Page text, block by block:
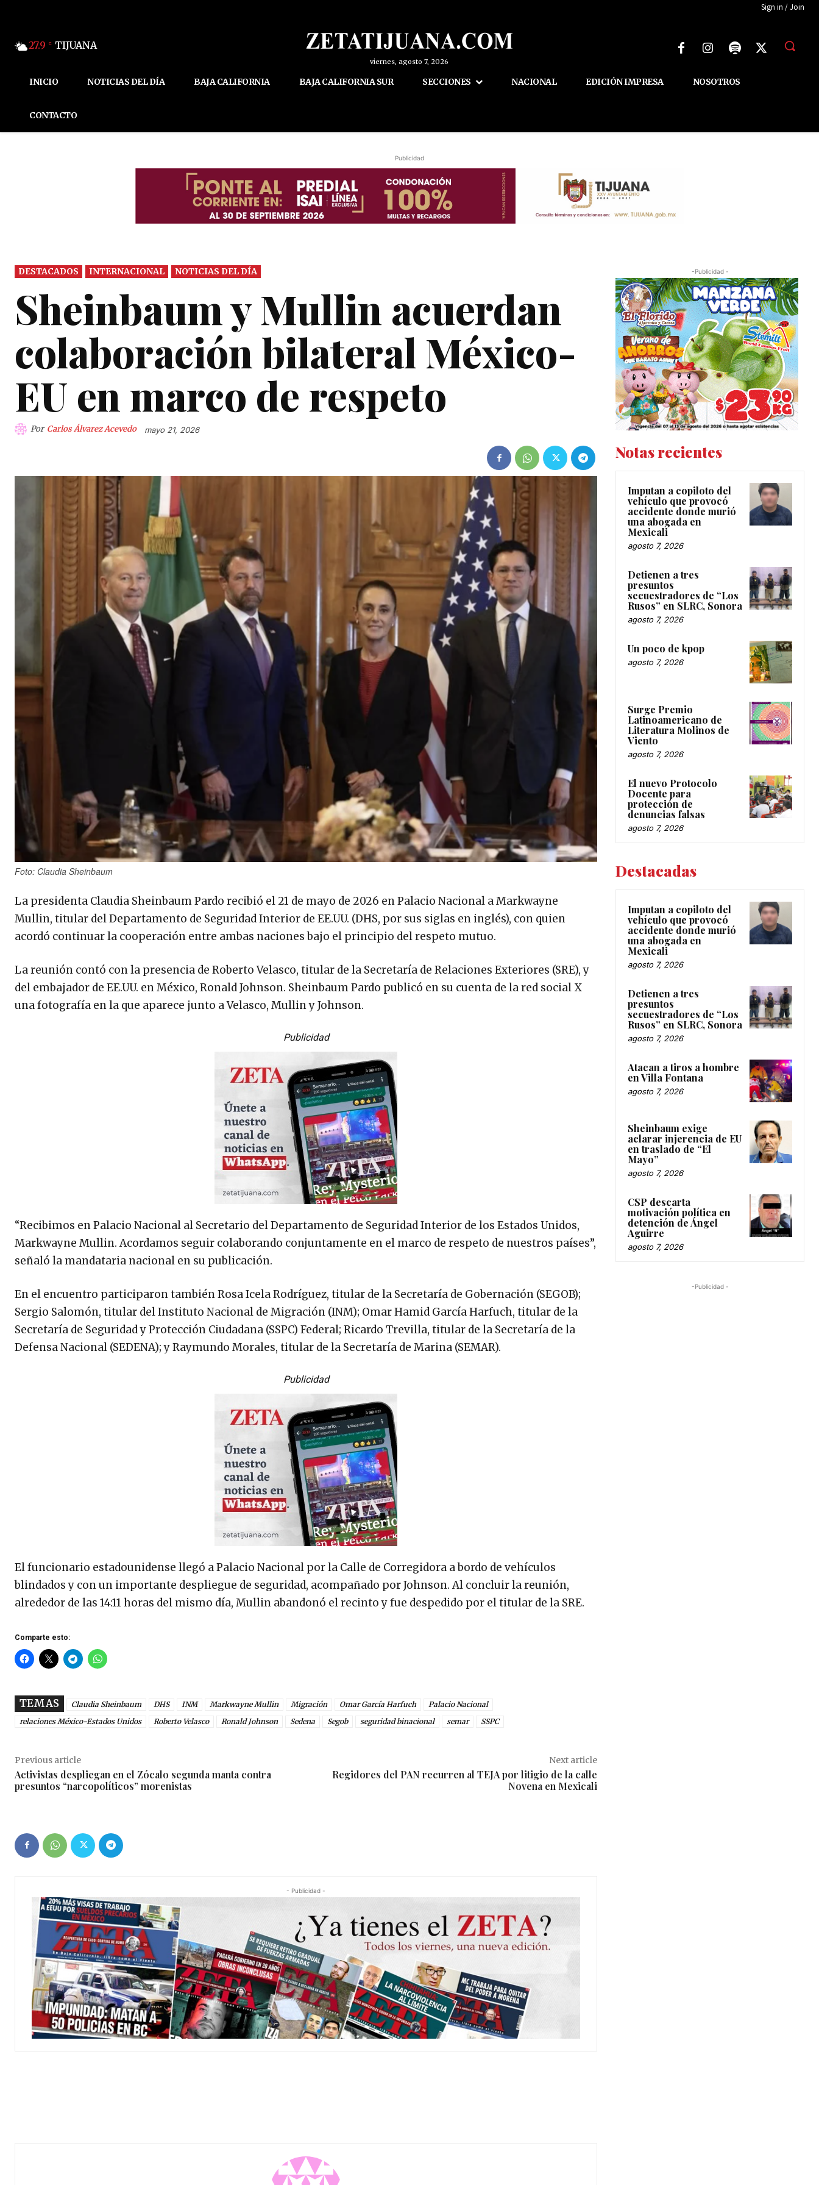
Sign in / Join
27.9 C TIJUANA
viernes, agosto 7, 2026
INICIO NOTICIAS DEL DÍA BAJA CALIFORNIA BAJA CALIFORNIA SUR SECCIONES NACIONAL EDICIÓN IMPRESA NOSOTROS
CONTACTO
Publicidad
DESTACADOS INTERNACIONAL NOTICIAS DEL DÍA
Sheinbaum y Mullin acuerdan
colaboración bilateral México-
EU en marco de respeto
Por Carlos Álvarez Acevedo mayo 21, 2026
Foto: Claudia Sheinbaum
La presidenta Claudia Sheinbaum Pardo recibió el 21 de mayo de 2026 en Palacio Nacional a Markwayne
Mullin, titular del Departamento de Seguridad Interior de EE.UU. (DHS, por sus siglas en inglés), con quien
acordó continuar la cooperación entre ambas naciones bajo el principio del respeto mutuo.
La reunión contó con la presencia de Roberto Velasco, titular de la Secretaría de Relaciones Exteriores (SRE), y
del embajador de EE.UU. en México, Ronald Johnson. Sheinbaum Pardo publicó en su cuenta de la red social X
una fotografía en la que aparece junto a Velasco, Mullin y Johnson.
Publicidad
“Recibimos en Palacio Nacional al Secretario del Departamento de Seguridad Interior de los Estados Unidos,
Markwayne Mullin. Acordamos seguir colaborando conjuntamente en el marco de respeto de nuestros países”,
señaló la mandataria nacional en su publicación.
En el encuentro participaron también Rosa Icela Rodríguez, titular de la Secretaría de Gobernación (SEGOB);
Sergio Salomón, titular del Instituto Nacional de Migración (INM); Omar Hamid García Harfuch, titular de la
Secretaría de Seguridad y Protección Ciudadana (SSPC) Federal; Ricardo Trevilla, titular de la Secretaría de la
Defensa Nacional (SEDENA); y Raymundo Morales, titular de la Secretaría de Marina (SEMAR).
Publicidad
El funcionario estadounidense llegó a Palacio Nacional por la Calle de Corregidora a bordo de vehículos
blindados y con un importante despliegue de seguridad, acompañado por Johnson. Al concluir la reunión,
alrededor de las 14:11 horas del mismo día, Mullin abandonó el recinto y fue despedido por el titular de la SRE.
Comparte esto:
TEMAS Claudia Sheinbaum DHS INM Markwayne Mullin Migración Omar García Harfuch
Palacio Nacional
relaciones México-Estados Unidos
Roberto Velasco Ronald Johnson Sedena Segob seguridad binacional semar SSPC
Previous article
Activistas despliegan en el Zócalo segunda manta contra
presuntos “narcopolíticos” morenistas
Next article
Regidores del PAN recurren al TEJA por litigio de la calle
Novena en Mexicali
- Publicidad -
-Publicidad -
Notas recientes
Imputan a copiloto del
vehículo que provocó
accidente donde murió
una abogada en
Mexicali
agosto 7, 2026
Detienen a tres
presuntos
secuestradores de “Los
Rusos” en SLRC, Sonora
agosto 7, 2026
Un poco de kpop
agosto 7, 2026
Surge Premio
Latinoamericano de
Literatura Molinos de
Viento
agosto 7, 2026
El nuevo Protocolo
Docente para
protección de
denuncias falsas
agosto 7, 2026
Destacadas
Imputan a copiloto del
vehículo que provocó
accidente donde murió
una abogada en
Mexicali
agosto 7, 2026
Detienen a tres
presuntos
secuestradores de “Los
Rusos” en SLRC, Sonora
agosto 7, 2026
Atacan a tiros a hombre
en Villa Fontana
agosto 7, 2026
Sheinbaum exige
aclarar injerencia de EU
en traslado de “El
Mayo”
agosto 7, 2026
CSP descarta
motivación política en
detención de Ángel
Aguirre
agosto 7, 2026
-Publicidad -